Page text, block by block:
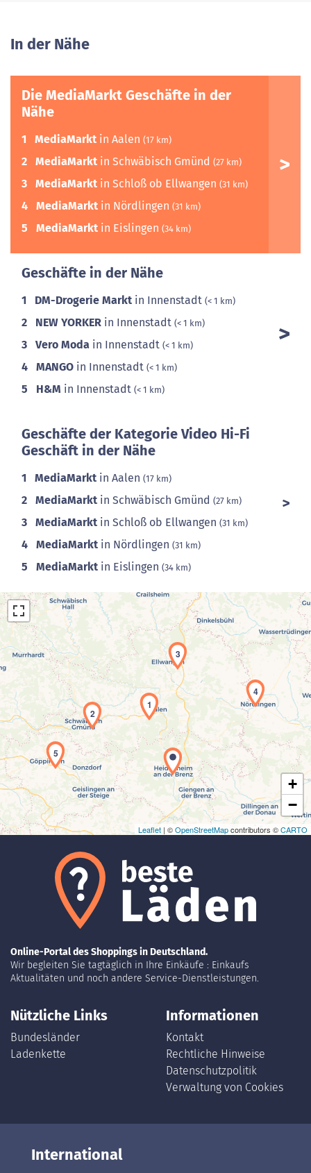
In der Nähe
Die MediaMarkt Geschäfte in der
Nähe
1 MediaMarkt in Aalen (17 km)
2 MediaMarkt in Schwäbisch Gmünd (27 km)
3 MediaMarkt in Schloß ob Ellwangen (31 km)
4 MediaMarkt in Nördlingen (31 km)
5 MediaMarkt in Eislingen (34 km)
Geschäfte in der Nähe
1 DM-Drogerie Markt in Innenstadt (< 1 km)
2 NEW YORKER in Innenstadt (< 1 km)
3 Vero Moda in Innenstadt (< 1 km)
4 MANGO in Innenstadt (< 1 km)
5 H&M in Innenstadt (< 1 km)
Geschäfte der Kategorie Video Hi-Fi
Geschäft in der Nähe
1 MediaMarkt in Aalen (17 km)
2 MediaMarkt in Schwäbisch Gmünd (27 km)
3 MediaMarkt in Schloß ob Ellwangen (31 km)
4 MediaMarkt in Nördlingen (31 km)
5 MediaMarkt in Eislingen (34 km)
Laden der Karte...
1
2
3
4
5
+
−
Leaflet | ©OpenStreetMapcontributors ©CARTO
Online-Portal des Shoppings in Deutschland.
Wir begleiten Sie tagtäglich in Ihre Einkäufe : Einkaufs
Aktualitäten und noch andere Service-Dienstleistungen.
Nützliche Links
Bundesländer
Ladenkette
Informationen
Kontakt
Rechtliche Hinweise
Datenschutzpolitik
Verwaltung von Cookies
International